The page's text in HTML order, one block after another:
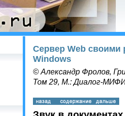
Сервер Web своими
Windows
© Александр Фролов,
Том 29, М.: Диалог-